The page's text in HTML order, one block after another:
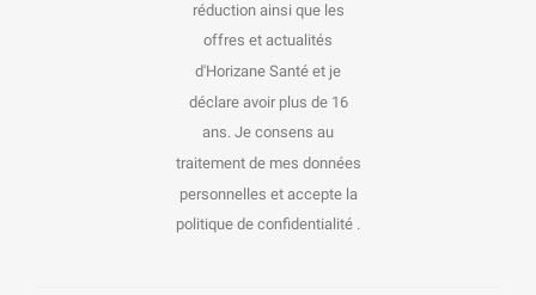
réduction ainsi que les
offres et actualités
d'Horizane Santé et je
déclare avoir plus de 16
ans. Je consens au
traitement de mes données
personnelles et accepte la
politique de confidentialité .